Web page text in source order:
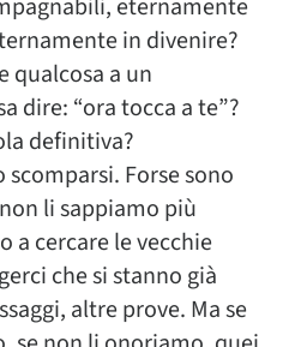
eternamente
in divenire?
qualcosa a un
dire: “ora tocca a te”?
definitiva?
Forse sono
li sappiamo più
a cercare le vecchie
che si stanno già
altre prove. Ma se